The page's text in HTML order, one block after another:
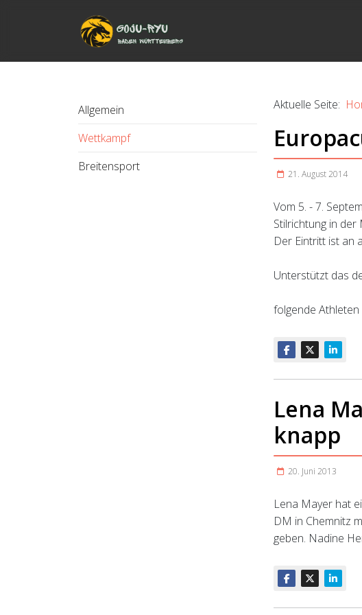
Allgemein
Wettkampf
Breitensport
Aktuelle Seite:
21. August 2014
Vom 5. - 7.
Stilrichtung in
Der Eintritt ist an
Unterstützt das
folgende
Lena
knapp
20. Juni 2013
Lena Mayer hat
DM in Chemnitz
geben. Nadine